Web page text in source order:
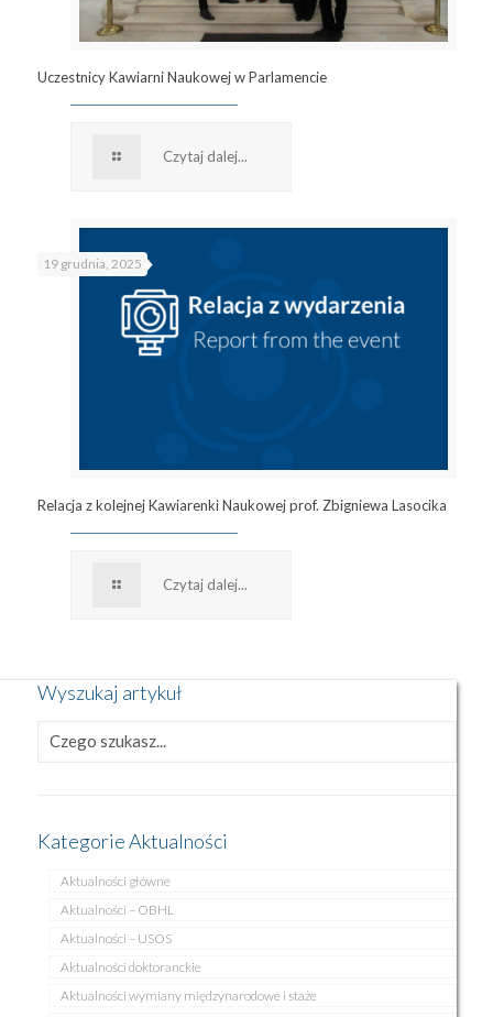
Uczestnicy Kawiarni Naukowej w Parlamencie
Czytaj dalej...
19 grudnia, 2025
Relacja z kolejnej Kawiarenki Naukowej prof. Zbigniewa Lasocika
Czytaj dalej...
Wyszukaj artykuł
Kategorie Aktualności
Aktualności główne
Aktualności – OBHL
Aktualności – USOS
Aktualności doktoranckie
Aktualności wymiany międzynarodowe i staże